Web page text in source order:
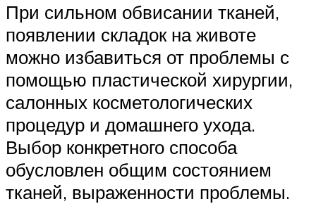
При сильном обвисании тканей,
появлении складок на животе
можно избавиться от проблемы с
помощью пластической хирургии,
салонных косметологических
процедур и домашнего ухода.
Выбор конкретного способа
обусловлен общим состоянием
тканей, выраженности проблемы.